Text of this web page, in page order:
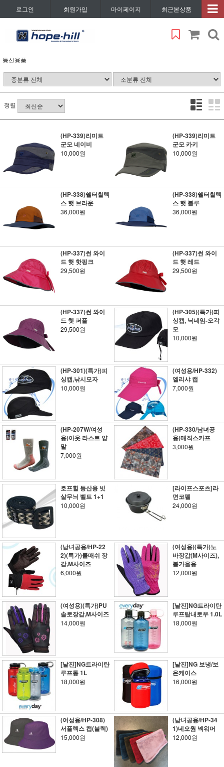
로그인 회원가입 마이페이지 최근본상품
등산용품
정렬
(HP-339)리미트
군모 네이비
10,000원
(HP-339)리미트
군모 카키
10,000원
(HP-338)쉘터힐텍
스 햇 브라운
36,000원
(HP-338)쉘터힐텍
스 햇 블루
36,000원
(HP-337)썬 와이
드 햇 핫핑크
29,500원
(HP-337)썬 와이
드 햇 레드
29,500원
(HP-337)썬 와이
드 햇 퍼플
29,500원
(HP-305)(특가)피
싱캡, 닉네임-오각
모
10,000원
(HP-301)(특가)피
싱캡,낚시모자
10,000원
(여성용/HP-332)
엘리샤 캡
7,000원
(HP-207W/여성
용)아웃 라스트 양
말
7,000원
(HP-330/남녀공
용)매직스카프
3,000원
호프힐 등산용 빗
살무늬 벨트 1+1
10,000원
[라이프스포츠]라
면코펠
24,000원
(남녀공용/HP-22
2)(특가)쿨매쉬 장
갑,M사이즈
6,000원
(여성용)(특가)노
바장갑(M사이즈),
봄가을용
12,000원
(여성용)(특가)PU
솔로장갑,M사이즈
14,000원
[날진]NG트라이탄
루프탑내로우 1.0L
18,000원
[날진]NG트라이탄
루프통 1L
18,000원
[날진]NG 보냉/보
온케이스
16,000원
(여성용/HP-308)
서플렉스 캡(블랙)
15,000원
(남녀공용/HP-34
1)네오웜 넥워머
12,000원